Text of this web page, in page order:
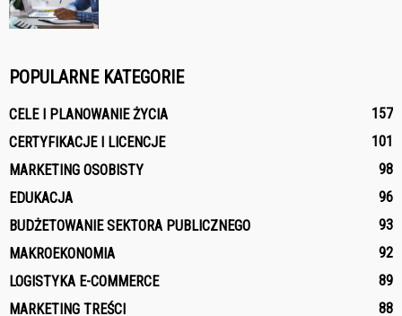
POPULARNE KATEGORIE
CELE I PLANOWANIE ŻYCIA
157
CERTYFIKACJE I LICENCJE
101
MARKETING OSOBISTY
98
EDUKACJA
96
BUDŻETOWANIE SEKTORA PUBLICZNEGO
93
MAKROEKONOMIA
92
LOGISTYKA E-COMMERCE
89
MARKETING TREŚCI
88